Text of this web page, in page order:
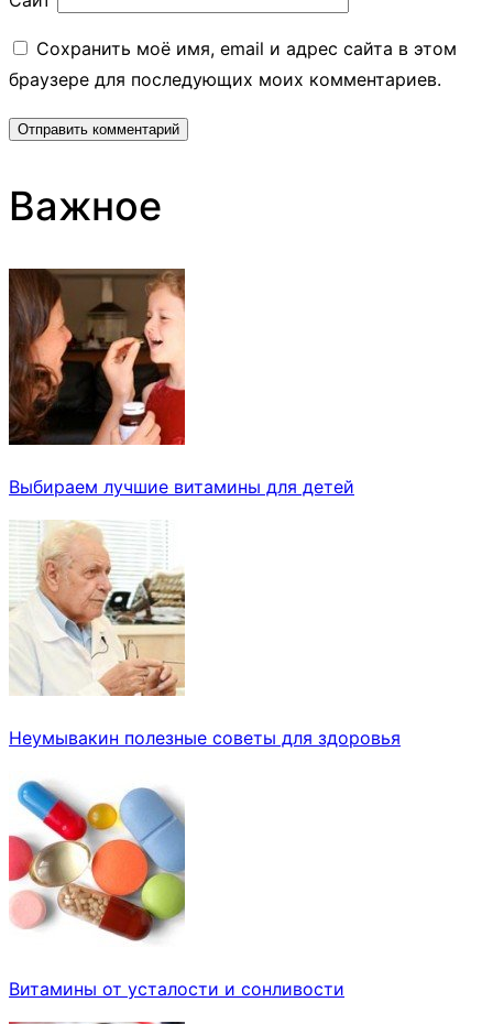
Сохранить моё имя, email и адрес сайта в этом
браузере для последующих моих комментариев.
Важное
Выбираем лучшие витамины для детей
Неумывакин полезные советы для здоровья
Витамины от усталости и сонливости